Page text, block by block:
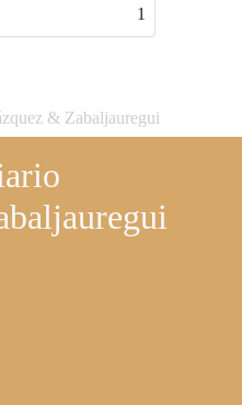
& Zabaljauregui